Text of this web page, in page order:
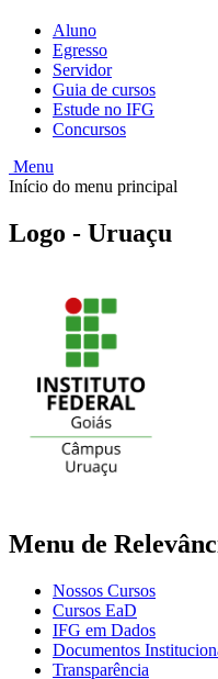
Aluno
Egresso
Servidor
Guia de cursos
Estude no IFG
Concursos
Menu
Início do menu principal
Logo - Uruaçu
Menu de
Nossos Cursos
Cursos EaD
IFG em Dados
Documentos
Transparência